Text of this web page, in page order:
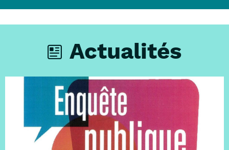
Actualités